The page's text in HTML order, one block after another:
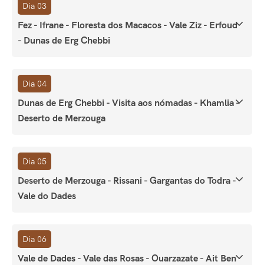
Dia 03
Fez - Ifrane - Floresta dos Macacos - Vale Ziz - Erfoud
- Dunas de Erg Chebbi
Dia 04
Dunas de Erg Chebbi - Visita aos nómadas - Khamlia -
Deserto de Merzouga
Dia 05
Deserto de Merzouga - Rissani - Gargantas do Todra -
Vale do Dades
Dia 06
Vale de Dades - Vale das Rosas - Ouarzazate - Ait Ben